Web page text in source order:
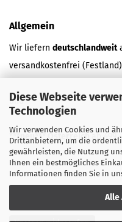
Diese Webseite
Technologien
Wir verwenden Cookies und
Drittanbietern, um die
gewährleisten, die Nutzung
Ihnen ein bestmögliches
Informationen finden Sie in
Alle
Allgemein
Wir liefern deutschlandweit
versandkostenfrei (Festland)
und
***neu*** Österreich ab